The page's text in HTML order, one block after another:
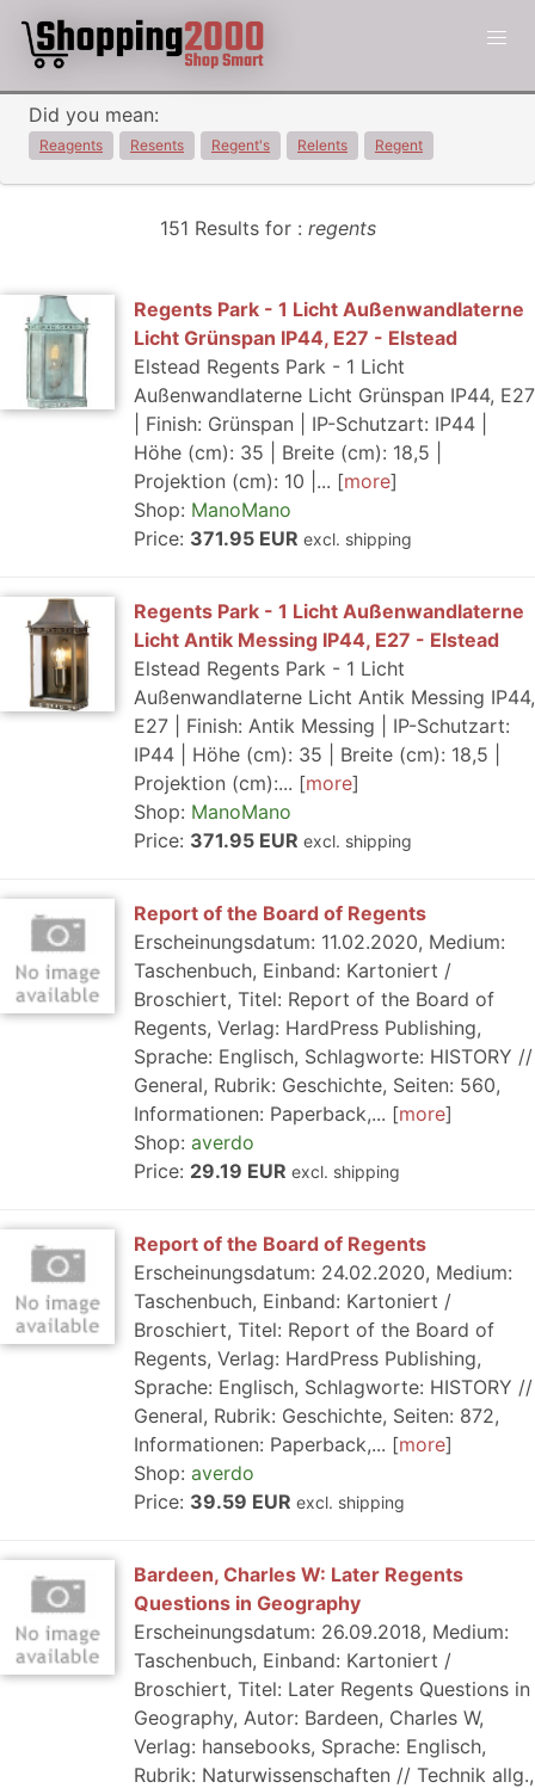
Did you mean:
Reagents Resents Regent's Relents Regent
151 Results for : regents
Regents Park - 1 Licht Außenwandlaterne
Licht Grünspan IP44, E27 - Elstead
Elstead Regents Park - 1 Licht
Außenwandlaterne Licht Grünspan IP44, E27
| Finish: Grünspan | IP-Schutzart: IP44 |
Höhe (cm): 35 | Breite (cm): 18,5 |
Projektion (cm): 10 |...
more
Shop: ManoMano
Price: 371.95 EUR excl. shipping
Regents Park - 1 Licht Außenwandlaterne
Licht Antik Messing IP44, E27 - Elstead
Elstead Regents Park - 1 Licht
Außenwandlaterne Licht Antik Messing IP44,
E27 | Finish: Antik Messing | IP-Schutzart:
IP44 | Höhe (cm): 35 | Breite (cm): 18,5 |
Projektion (cm):...
more
Shop: ManoMano
Price: 371.95 EUR excl. shipping
Report of the Board of Regents
Erscheinungsdatum: 11.02.2020, Medium:
Taschenbuch, Einband: Kartoniert /
Broschiert, Titel: Report of the Board of
Regents, Verlag: HardPress Publishing,
Sprache: Englisch, Schlagworte: HISTORY //
General, Rubrik: Geschichte, Seiten: 560,
Informationen: Paperback,...
more
Shop: averdo
Price: 29.19 EUR excl. shipping
Report of the Board of Regents
Erscheinungsdatum: 24.02.2020, Medium:
Taschenbuch, Einband: Kartoniert /
Broschiert, Titel: Report of the Board of
Regents, Verlag: HardPress Publishing,
Sprache: Englisch, Schlagworte: HISTORY //
General, Rubrik: Geschichte, Seiten: 872,
Informationen: Paperback,...
more
Shop: averdo
Price: 39.59 EUR excl. shipping
Bardeen, Charles W: Later Regents
Questions in Geography
Erscheinungsdatum: 26.09.2018, Medium:
Taschenbuch, Einband: Kartoniert /
Broschiert, Titel: Later Regents Questions in
Geography, Autor: Bardeen, Charles W,
Verlag: hansebooks, Sprache: Englisch,
Rubrik: Naturwissenschaften // Technik allg.,